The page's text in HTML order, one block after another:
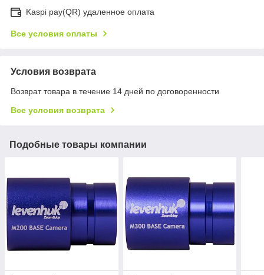
Kaspi pay(QR) удаленное оплата
Все условия оплаты
Условия возврата
Возврат товара в течение 14 дней по договоренности
Все условия возврата
Подобные товары компании